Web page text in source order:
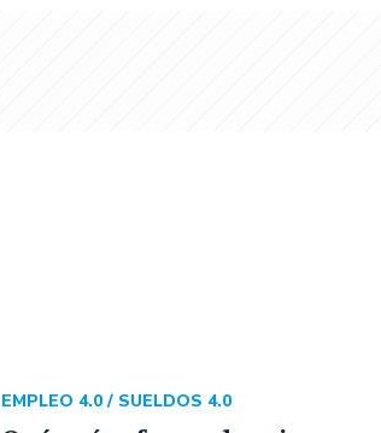
EMPLEO 4.0 / SUELDOS 4.0